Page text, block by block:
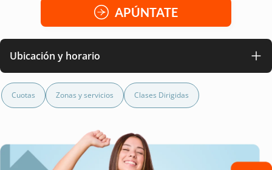
APÚNTATE
Ubicación y horario
Cuotas Zonas y servicios Clases Dirigidas